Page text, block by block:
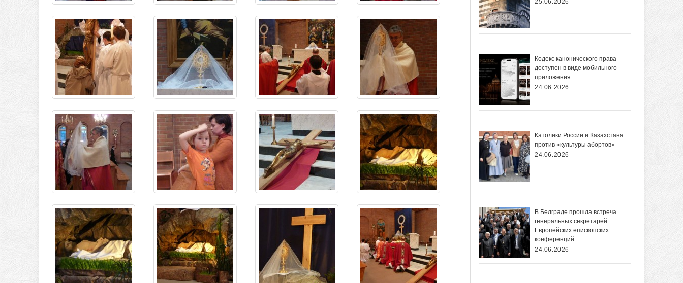
25.06.2026
Кодекс канонического права
доступен в виде мобильного
приложения
24.06.2026
Католики России и Казахстана
против «культуры абортов»
24.06.2026
В Белграде прошла встреча
генеральных секретарей
Европейских епископских
конференций
24.06.2026